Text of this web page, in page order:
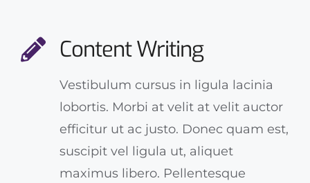
Content Writing
Vestibulum cursus in ligula lacinia
lobortis. Morbi at velit at velit auctor
efficitur ut ac justo. Donec quam est,
suscipit vel ligula ut, aliquet
maximus libero. Pellentesque